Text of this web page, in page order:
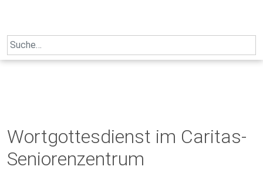
Search
for:
Wortgottesdienst im Caritas-
Seniorenzentrum